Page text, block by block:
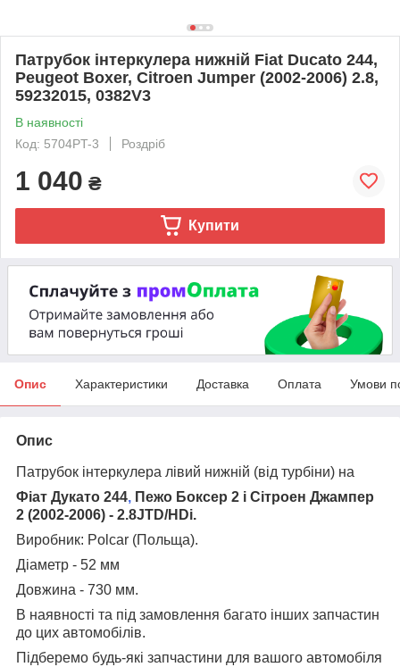
Патрубок інтеркулера нижній Fiat Ducato 244,
Peugeot Boxer, Citroen Jumper (2002-2006) 2.8,
59232015, 0382V3
В наявності
Код: 5704PT-3
Роздріб
1 040 ₴
Купити
Опис Характеристики Доставка Оплата Умови
Опис
Патрубок інтеркулера лівий нижній (від турбіни) на
Фіат Дукато 244, Пежо Боксер 2 і Сітроен Джампер
2 (2002-2006) - 2.8JTD/HDi.
Виробник: Polcar (Польща).
Діаметр - 52 мм
Довжина - 730 мм.
В наявності та під замовлення багато інших запчастин
до цих автомобілів.
Підберемо будь-які запчастини для вашого автомобіля